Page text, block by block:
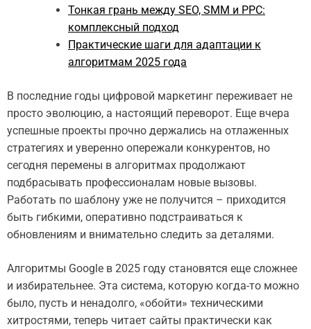
Тонкая грань между SEO, SMM и PPC:
комплексный подход
Практические шаги для адаптации к
алгоритмам 2025 года
В последние годы цифровой маркетинг переживает не
просто эволюцию, а настоящий переворот. Еще вчера
успешные проекты прочно держались на отлаженных
стратегиях и уверенно опережали конкурентов, но
сегодня перемены в алгоритмах продолжают
подбрасывать профессионалам новые вызовы.
Работать по шаблону уже не получится – приходится
быть гибкими, оперативно подстраиваться к
обновлениям и внимательно следить за деталями.
Алгоритмы Google в 2025 году становятся еще сложнее
и избирательнее. Эта система, которую когда-то можно
было, пусть и ненадолго, «обойти» техническими
хитростями, теперь читает сайты практически как